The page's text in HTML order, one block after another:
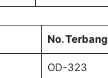
No. Terbang
OD-323